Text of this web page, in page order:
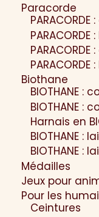
Paracorde
Biothane
BIOTHANE :
BIOTHANE :
Harnais en
BIOTHANE :
BIOTHANE :
Médailles
Jeux pour
Pour les
Ceintures